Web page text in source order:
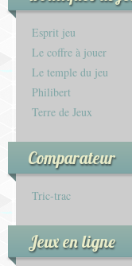
Esprit jeu
Le coffre à jouer
Le temple du jeu
Philibert
Terre de Jeux
Comparateur
Tric-trac
Jeux en ligne